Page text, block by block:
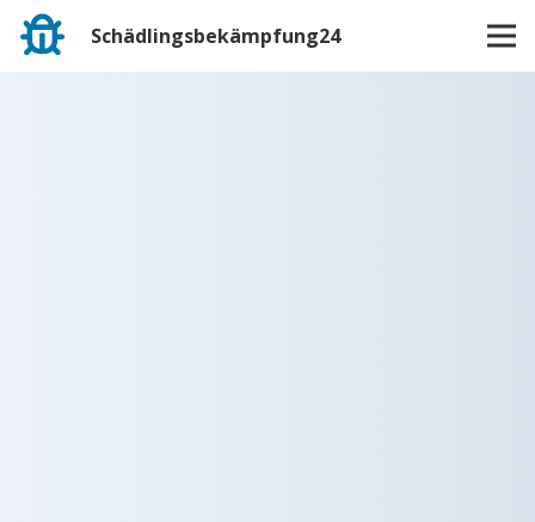
Schädlingsbekämpfung24